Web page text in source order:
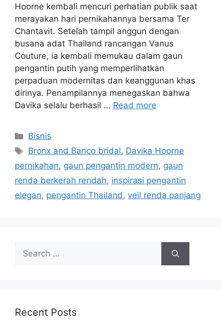
Hoorne kembali mencuri perhatian publik saat
merayakan hari pernikahannya bersama Ter
Chantavit. Setelah tampil anggun dengan
busana adat Thailand rancangan Vanus
Couture, ia kembali memukau dalam gaun
pengantin putih yang memperlihatkan
perpaduan modernitas dan keanggunan khas
dirinya. Penampilannya menegaskan bahwa
Davika selalu berhasil … Read more
Categories
Bisnis
Tags
Bronx and Banco bridal, Davika Hoorne
pernikahan, gaun pengantin modern, gaun
renda berkerah rendah, inspirasi pengantin
elegan, pengantin Thailand, veil renda panjang
Search
for:
Recent Posts